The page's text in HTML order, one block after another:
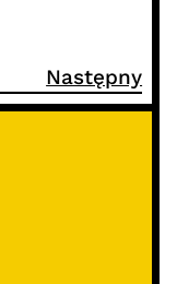
Następny